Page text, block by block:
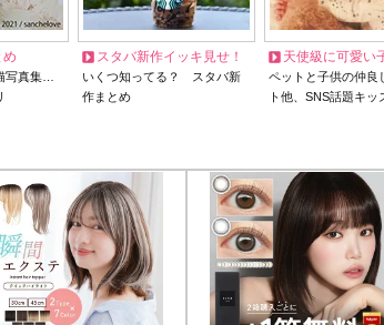
め
写真集…
スタバ新作イッキ見せ！
いくつ知ってる？ スタバ新
作まとめ
天使級に可愛い
ペットと子供の仲良
ト他、SNS話題キッ